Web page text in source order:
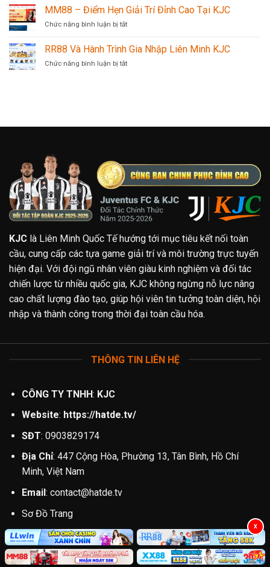
Trường
Ngày
Tình
Lan
–
Thành
Viên
Bật
Hệ
MM88 – Điểm Hẹn Giải Trí Đỉnh Cao Tại KJC
Chức năng bình luận bị tắtở
–
Điểm
Hẹn
KJC
RR88 Và Hành Trình Gia Nhập Liên Minh KJC
Chức năng bình luận bị tắtở
KJC là Liên Minh Quốc Tế hướng tới mục tiêu kết nối toàn
cầu, cung cấp các tựa game giải trí và môi trường trực tuyến
hiện đại. Với đội ngũ nhân viên giàu kinh nghiệm và đối tác
chiến lược từ nhiều quốc gia, KJC không ngừng nỗ lực nâng
cao chất lượng đào tạo, giúp hội viên tin tưởng toàn diện, hội
nhập và thành công trong thời đại toàn cầu hóa.
THÔNG TIN LIÊN HỆ
CÔNG TY TNHH: KJC
Website: https://hatde.tv/
SĐT: 0903829174
Địa Chỉ: 447 Cộng Hòa, Phường 13, Tân Bình, Hồ Chí
Minh, Việt Nam
Email: contact@hatde.tv
Sơ Đồ Trang
X